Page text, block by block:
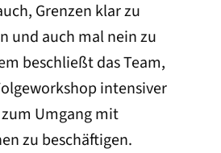
Grenzen klar zu
und auch mal nein zu
beschließt das Team,
intensiver
Umgang mit
zu beschäftigen.